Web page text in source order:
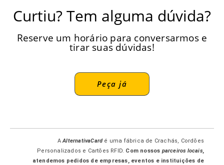
Curtiu? Tem alguma dúvida?
Reserve um horário para conversarmos e
tirar suas dúvidas!
Peça já
AAlternativaCardé uma fábrica de Crachás, Cordões
Personalizados e Cartões RFID. Com nossos parceiros locais,
atendemos pedidos de empresas, eventos e instituições de